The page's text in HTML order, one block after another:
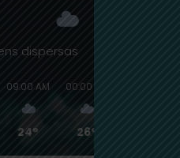
dispersas
09:00 AM
24°
00:00 PM
26°